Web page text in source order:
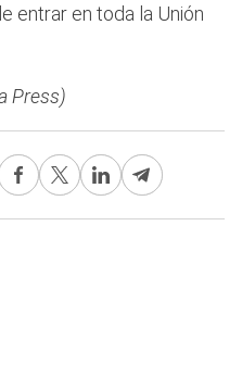
entrar en toda la Unión
Press)